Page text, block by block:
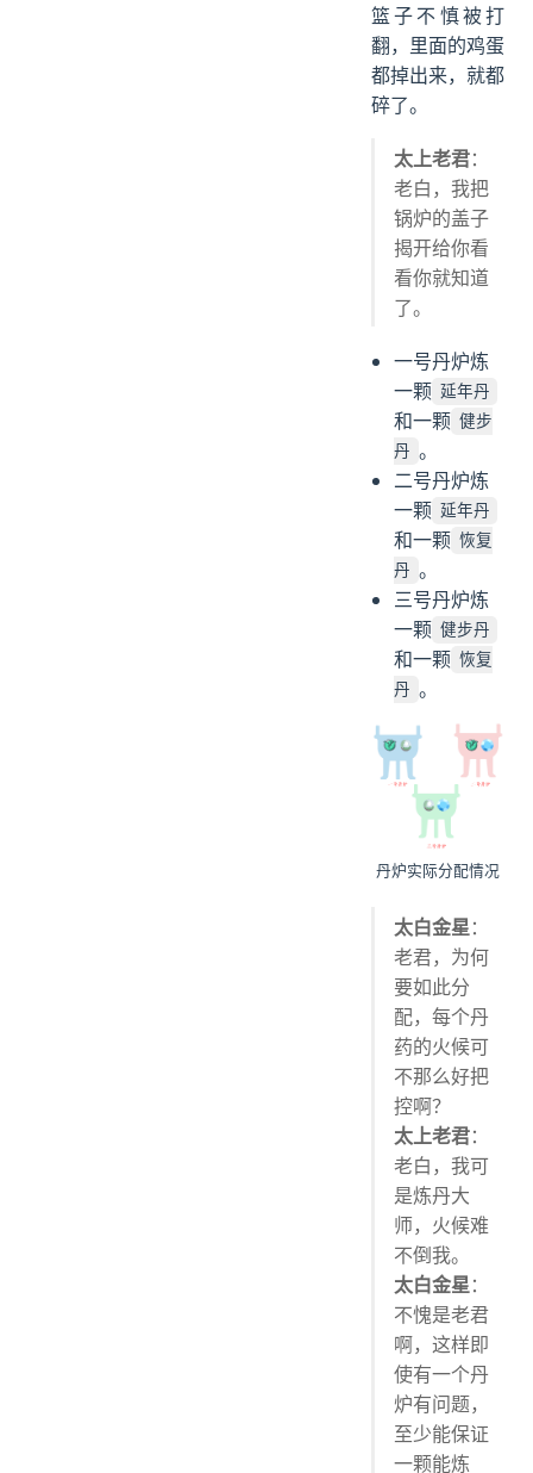
篮子不慎被打
翻，里面的鸡蛋
都掉出来，就都
碎了。
太上老君：
老白，我把
锅炉的盖子
揭开给你看
看你就知道
了。
一号丹炉炼
一颗 延年丹
和一颗 健步
丹 。
二号丹炉炼
一颗 延年丹
和一颗 恢复
丹 。
三号丹炉炼
一颗 健步丹
和一颗 恢复
丹 。
丹炉实际分配情况
太白金星：
老君，为何
要如此分
配，每个丹
药的火候可
不那么好把
控啊？
太上老君：
老白，我可
是炼丹大
师，火候难
不倒我。
太白金星：
不愧是老君
啊，这样即
使有一个丹
炉有问题，
至少能保证
一颗能炼